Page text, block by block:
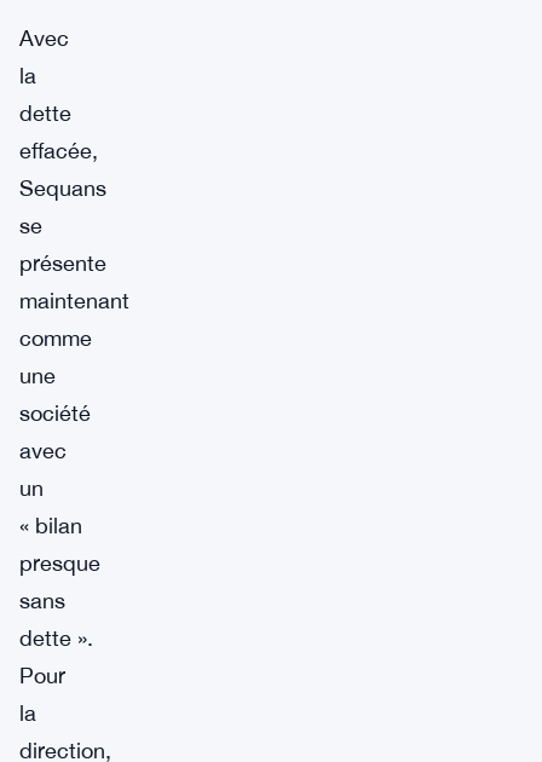
Avec
la
dette
effacée,
Sequans
se
présente
maintenant
comme
une
société
avec
un
« bilan
presque
sans
dette ».
Pour
la
direction,